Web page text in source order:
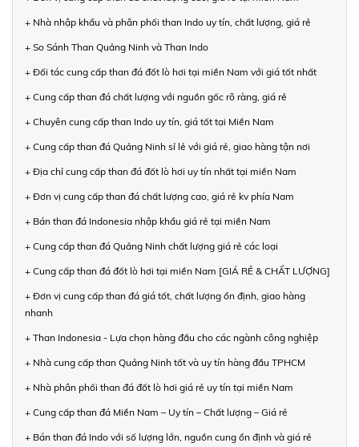
+ Nhà nhập khẩu và phân phối than Indo uy tín, chất lượng, giá rẻ
+ So Sánh Than Quảng Ninh và Than Indo
+ Đối tác cung cấp than đá đốt lò hơi tại miền Nam với giá tốt nhất
+ Cung cấp than đá chất lượng với nguồn gốc rõ ràng, giá rẻ
+ Chuyên cung cấp than Indo uy tín, giá tốt tại Miền Nam
+ Cung cấp than đá Quảng Ninh sỉ lẻ với giá rẻ, giao hàng tận nơi
+ Địa chỉ cung cấp than đá đốt lò hơi uy tín nhất tại miền Nam
+ Đơn vị cung cấp than đá chất lượng cao, giá rẻ kv phía Nam
+ Bán than đá Indonesia nhập khẩu giá rẻ tại miền Nam
+ Cung cấp than đá Quảng Ninh chất lượng giá rẻ các loại
+ Cung cấp than đá đốt lò hơi tại miền Nam [GIÁ RẺ & CHẤT LƯỢNG]
+ Đơn vị cung cấp than đá giá tốt, chất lượng ổn định, giao hàng
nhanh
+ Than Indonesia - Lựa chọn hàng đầu cho các ngành công nghiệp
+ Nhà cung cấp than Quảng Ninh tốt và uy tín hàng đầu TPHCM
+ Nhà phân phối than đá đốt lò hơi giá rẻ uy tín tại miền Nam
+ Cung cấp than đá Miền Nam – Uy tín – Chất lượng – Giá rẻ
+ Bán than đá Indo với số lượng lớn, nguồn cung ổn định và giá rẻ